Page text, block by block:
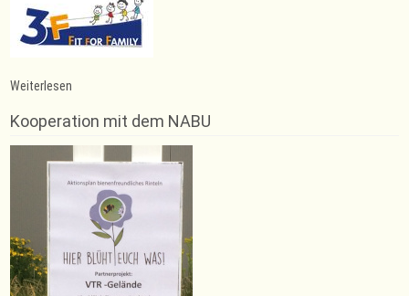
Weiterlesen
Fit
ermöglicht
Individualsport
auch
für
die
KLEINEN!
geänderte
Zeiten
08.03.2021!
Kooperation mit dem NABU